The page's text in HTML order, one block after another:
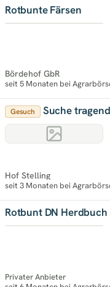
Rotbunte Färsen
Bördehof GbR
seit 5 Monaten bei
Gesuch Suche
Hof Stelling
seit 3 Monaten bei
Rotbunt DN Herdbuch
Privater Anbieter